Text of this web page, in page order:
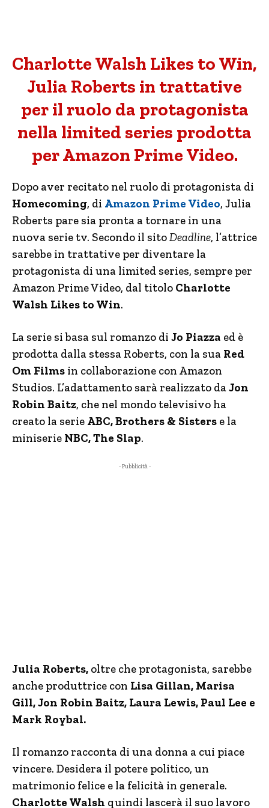
Charlotte Walsh Likes to Win,
Julia Roberts in trattative
per il ruolo da protagonista
nella limited series prodotta
per Amazon Prime Video.
Dopo aver recitato nel ruolo di protagonista di
Homecoming, di Amazon Prime Video, Julia
Roberts pare sia pronta a tornare in una
nuova serie tv. Secondo il sitoDeadline, l’attrice
sarebbe in trattative per diventare la
protagonista di una limited series, sempre per
Amazon Prime Video, dal titolo Charlotte
Walsh Likes to Win.
La serie si basa sul romanzo di Jo Piazza ed è
prodotta dalla stessa Roberts, con la sua Red
Om Films in collaborazione con Amazon
Studios. L’adattamento sarà realizzato daJon
Robin Baitz, che nel mondo televisivo ha
creato la serie ABC, Brothers & Sisters e la
miniserie NBC, The Slap.
- Pubblicità -
Julia Roberts, oltre che protagonista, sarebbe
anche produttrice con Lisa Gillan, Marisa
Gill, Jon Robin Baitz, Laura Lewis, Paul Lee e
Mark Roybal.
Il romanzo racconta di una donna a cui piace
vincere. Desidera il potere politico, un
matrimonio felice e la felicità in generale.
Charlotte Walsh quindi lascerà il suo lavoro